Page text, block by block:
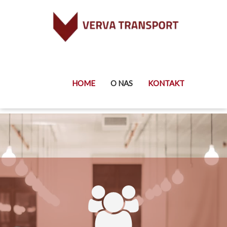
O nas
HOME O NAS KONTAKT